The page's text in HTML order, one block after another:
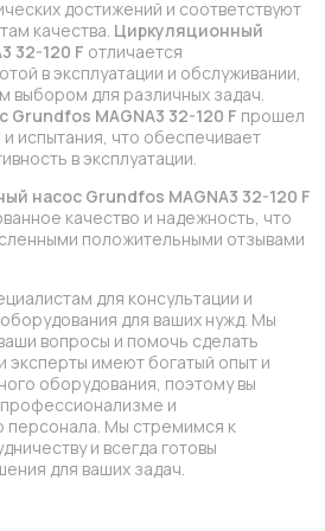
достижений и соответствуют
качества. Циркуляционный
32-120 F отличается
в эксплуатации и обслуживании,
выбором для различных задач.
MAGNA3 32-120 F прошел
испытания, что обеспечивает
в эксплуатации.
насос Grundfos MAGNA3 32-120 F
качество и надежность, что
положительными отзывами
для консультации и
для ваших нужд. Мы
вопросы и помочь сделать
эксперты имеют богатый опыт и
оборудования, поэтому вы
и
персонала. Мы стремимся к
и всегда готовы
для ваших задач.